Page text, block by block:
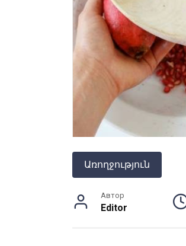
Առողջություն
Автор
Editor